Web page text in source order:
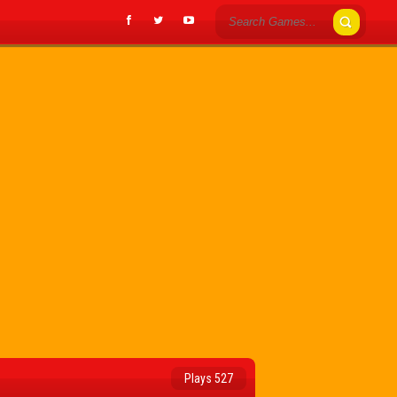
Plays 527